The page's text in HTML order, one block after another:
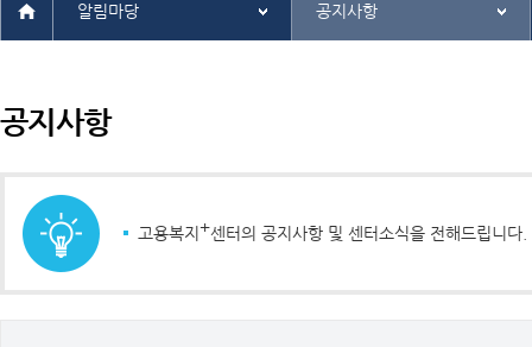
알림마당 공지사항
공지사항
고용복지 +센터의 공지사항 및 센터소식을 전해드립니다.